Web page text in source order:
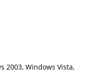
2003, Windows Vista,